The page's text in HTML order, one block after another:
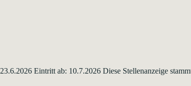
Eintritt ab: 10.7.2026 Diese Stellenanzeige